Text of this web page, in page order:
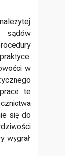
sądów
w
te
się do
wygrał